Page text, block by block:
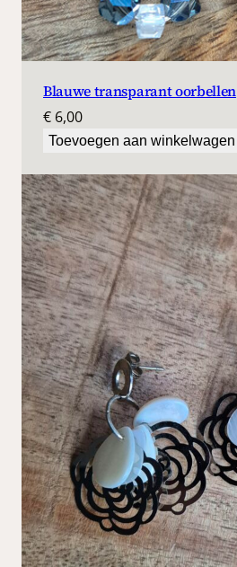
Blauwe transparant oorbellen
€ 6,00
Toevoegen aan winkelwagen